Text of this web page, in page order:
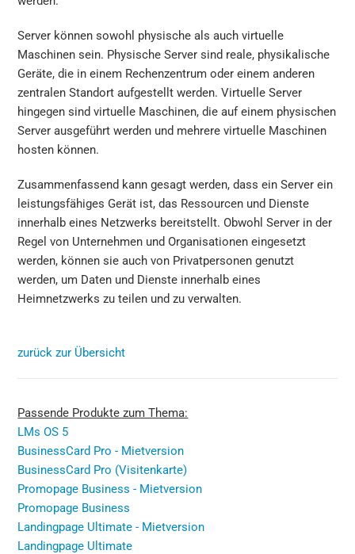
Server können sowohl physische als auch virtuelle
Maschinen sein. Physische Server sind reale, physikalische
Geräte, die in einem Rechenzentrum oder einem anderen
zentralen Standort aufgestellt werden. Virtuelle Server
hingegen sind virtuelle Maschinen, die auf einem physischen
Server ausgeführt werden und mehrere virtuelle Maschinen
hosten können.
Zusammenfassend kann gesagt werden, dass ein Server ein
leistungsfähiges Gerät ist, das Ressourcen und Dienste
innerhalb eines Netzwerks bereitstellt. Obwohl Server in der
Regel von Unternehmen und Organisationen eingesetzt
werden, können sie auch von Privatpersonen genutzt
werden, um Daten und Dienste innerhalb eines
Heimnetzwerks zu teilen und zu verwalten.
zurück zur Übersicht
Passende Produkte zum Thema:
LMs OS 5
BusinessCard Pro - Mietversion
BusinessCard Pro (Visitenkarte)
Promopage Business - Mietversion
Promopage Business
Landingpage Ultimate - Mietversion
Landingpage Ultimate